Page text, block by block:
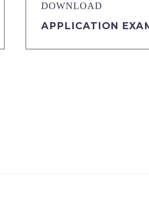
DOWNLOAD
APPLICATION